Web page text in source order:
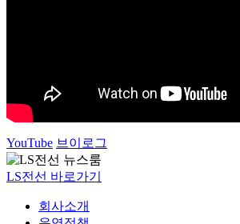
YouTube 브이로그
LS전선 바로가기
회사소개